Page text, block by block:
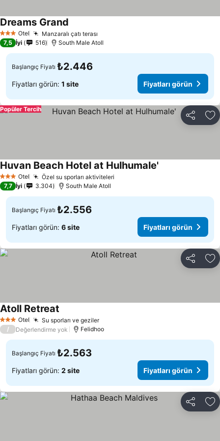
3 YıldızOtel Manzaralı çatı terası
Dreams Grand
7,5 İyi 516 South Male Atoll
Başlangıç Fiyatı ₺2.446
Fiyatları görün: 1 site Fiyatları görün
Paylaş
Popüler Tercih
3 YıldızOtel Özel su sporları aktiviteleri
Huvan Beach Hotel at Hulhumale'
7,7 İyi 3.304 South Male Atoll
Başlangıç Fiyatı ₺2.556
Fiyatları görün: 6 site Fiyatları görün
Paylaş
3 YıldızOtel Su sporları ve gezilerFiyatları görün
Atoll Retreat
/ Değerlendirme yok Felidhoo
Başlangıç Fiyatı ₺2.563
Fiyatları görün: 2 site Fiyatları görün
Paylaş